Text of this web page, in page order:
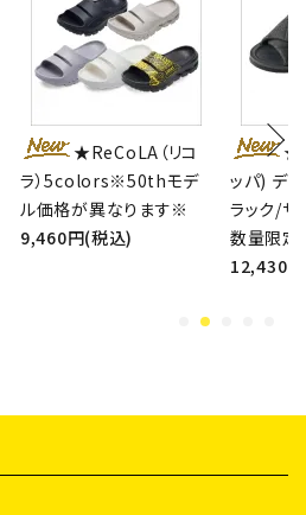
★ReCoLA（リコ
ラ）5colors※50thモデ
ル価格が異なります※
9,460円(税込)
ッパ) デ
ラック/サ
数量限定
12,430